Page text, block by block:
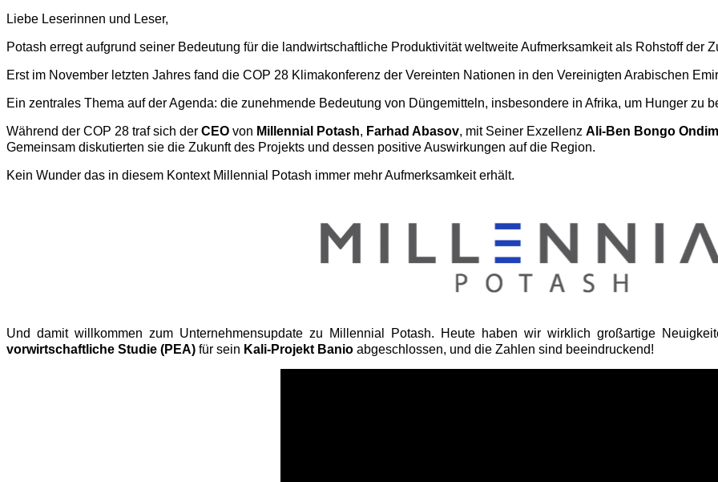
Liebe Leserinnen und Leser,
Potash erregt aufgrund seiner Bedeutung für die landwirtschaftliche Produktivität weltweite Aufmerksamkeit als Rohstoff der
Erst im November letzten Jahres fand die COP 28 Klimakonferenz der Vereinten Nationen in den Vereinigten Arabischen
Ein zentrales Thema auf der Agenda: die zunehmende Bedeutung von Düngemitteln, insbesondere in Afrika, um Hunger zu
Während der COP 28 traf sich der CEO von Millennial Potash, Farhad Abasov, mit Seiner Exzellenz Ali-Ben Bongo
Gemeinsam diskutierten sie die Zukunft des Projekts und dessen positive Auswirkungen auf die Region.
Kein Wunder das in diesem Kontext Millennial Potash immer mehr Aufmerksamkeit erhält.
Und damit willkommen zum Unternehmensupdate zu Millennial Potash. Heute haben wir wirklich großartige
vorwirtschaftliche Studie (PEA) für sein Kali-Projekt Banio abgeschlossen, und die Zahlen sind beeindruckend!